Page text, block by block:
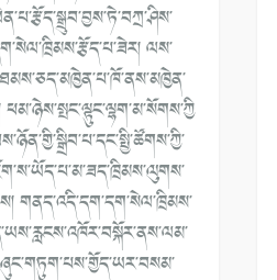
བ་བྱས་ཏེ་བཀྲ་ཤིས་
པ་ཟེར། ལས་
ན་གྱི་སྒྲིབ་པ་དང་སྤྱི་ཚོགས་ཀྱི་
མ་ཟད་ཁྲིམས་ལུགས་
གནད་འདི་དག་དག་སེལ་ཁྲིམས་
ར་ནས་ལམ་